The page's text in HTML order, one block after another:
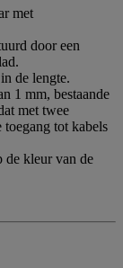
met
door een
de lengte.
1 mm, bestaande
met twee
tot kabels
de kleur van de